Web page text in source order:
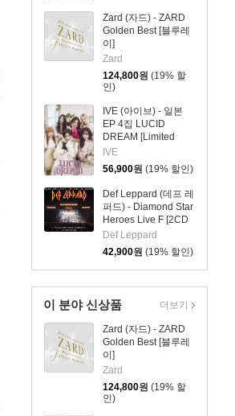
Zard (자드) - ZARD
Golden Best [블루레
이]
Zard
124,800원 (19% 할
인)
IVE (아이브) - 일본
EP 4집 LUCID
DREAM [Limited
Edition I / CD + Blu-
IVE
56,900원 (19% 할인)
Def Leppard (데프 레
퍼드) - Diamond Star
Heroes Live F [2CD
+ Blu-ray]
Def Leppard
42,900원 (19% 할인)
이 분야 신상품
Zard (자드) - ZARD
Golden Best [블루레
이]
Zard
124,800원 (19% 할
인)
더보기